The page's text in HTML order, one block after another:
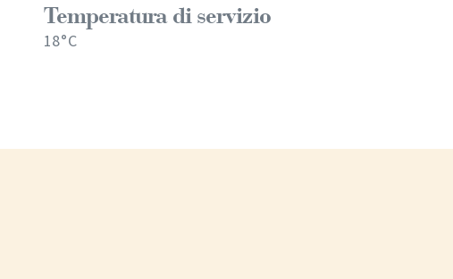
Temperatura di servizio
18°C